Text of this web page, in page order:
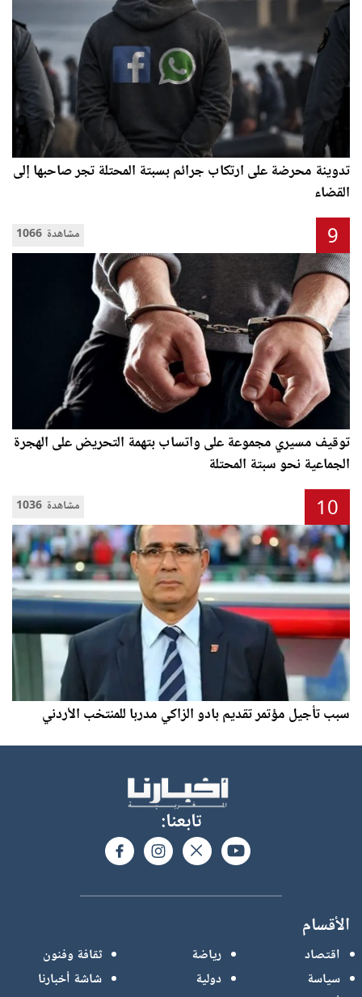
تدوينة محرضة على ارتكاب جرائم بسبتة المحتلة تجر صاحبها إلى
القضاء
1066 مشاهدة 9
توقيف مسيري مجموعة على واتساب بتهمة التحريض على الهجرة
الجماعية نحو سبتة المحتلة
1036 مشاهدة 10
سبب تأجيل مؤتمر تقديم بادو الزاكي مدربا للمنتخب الأردني
تابعنا:
الأقسام
ثقافة وفنون
شاشة أخبارنا
رياضة
دولية
اقتصاد
سياسة